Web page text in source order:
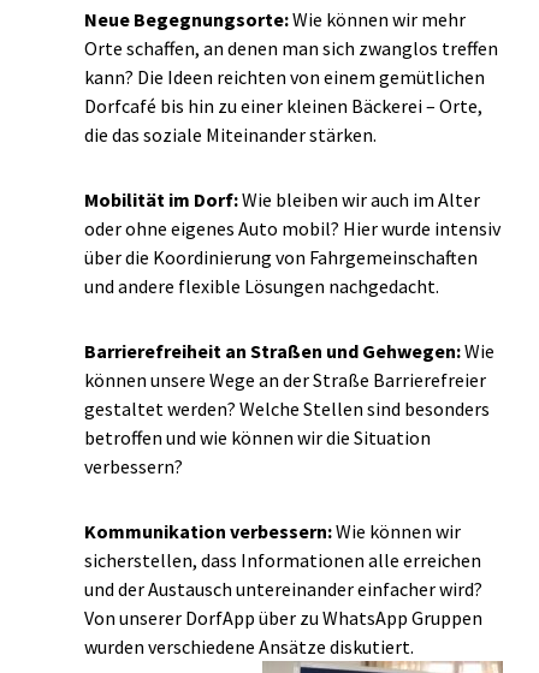
Neue Begegnungsorte:Wie können wir mehr
Orte schaffen, an denen man sich zwanglos treffen
kann? Die Ideen reichten von einem gemütlichen
Dorfcafé bis hin zu einer kleinen Bäckerei – Orte,
die das soziale Miteinander stärken.
Mobilität im Dorf:Wie bleiben wir auch im Alter
oder ohne eigenes Auto mobil? Hier wurde intensiv
über die Koordinierung von Fahrgemeinschaften
und andere flexible Lösungen nachgedacht.
Barrierefreiheit an Straßen und Gehwegen:Wie
können unsere Wege an der Straße Barrierefreier
gestaltet werden? Welche Stellen sind besonders
betroffen und wie können wir die Situation
verbessern?
Kommunikation verbessern:Wie können wir
sicherstellen, dass Informationen alle erreichen
und der Austausch untereinander einfacher wird?
Von unserer DorfApp über zu WhatsApp Gruppen
wurden verschiedene Ansätze diskutiert.